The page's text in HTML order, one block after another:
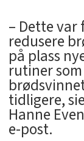
– Dette
redusere
på plass
rutiner
tidligere,
Hanne
e-post.